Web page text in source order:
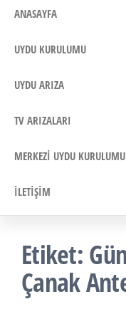
ANASAYFA
UYDU KURULUMU
UYDU ARIZA
TV ARIZALARI
MERKEZI UYDU KURULUMU
İLETIŞIM
Etiket:
Çanak